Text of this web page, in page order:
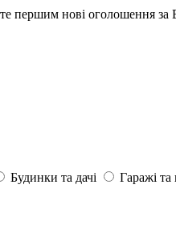
першим нові оголошення
Будинки та дачі Гаражі та